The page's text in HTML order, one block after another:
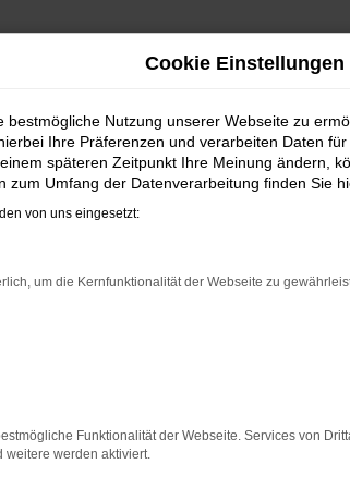
Gütersloh, Osnabrück oder
im Automarkt der Zeitungen
Ergebnis.
bestimmter Seiten verhindern.
beheben.
Cookie Einstellungen
bestmögliche Nutzung unserer Webseite zu
Ihre Präferenzen und verarbeiten Daten
späteren Zeitpunkt Ihre Meinung ändern,
zum Umfang der Datenverarbeitung finden Sie
von uns eingesetzt:
um die Kernfunktionalität der Webseite zu
Funktionalität der Webseite. Services von
weitere werden aktiviert.